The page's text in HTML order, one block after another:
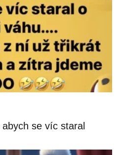
se víc staral